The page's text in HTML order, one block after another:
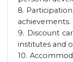
8.
achievements.
9. Discount
institutes and
10.